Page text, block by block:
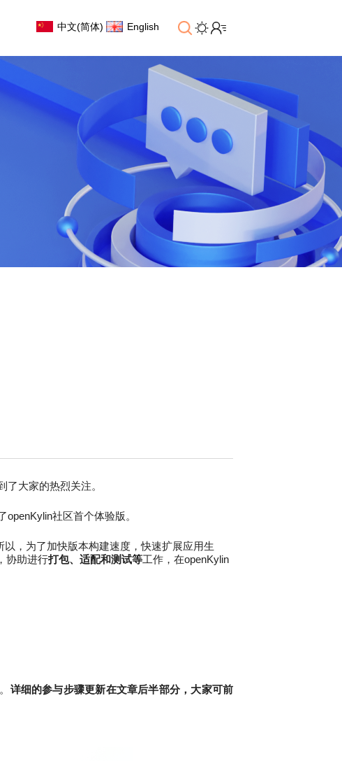
中文(简体) English
了大家的热烈关注。
openKylin社区首个体验版。
，为了加快版本构建速度，快速扩展应用生
协助进行打包、适配和测试等工作，在openKylin
详细的参与步骤更新在文章后半部分，大家可前